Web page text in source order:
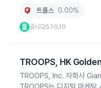
트룹스 0.00%
공시 25.10.10
TROOPS, HK Golden
TROOPS, Inc. 자회사